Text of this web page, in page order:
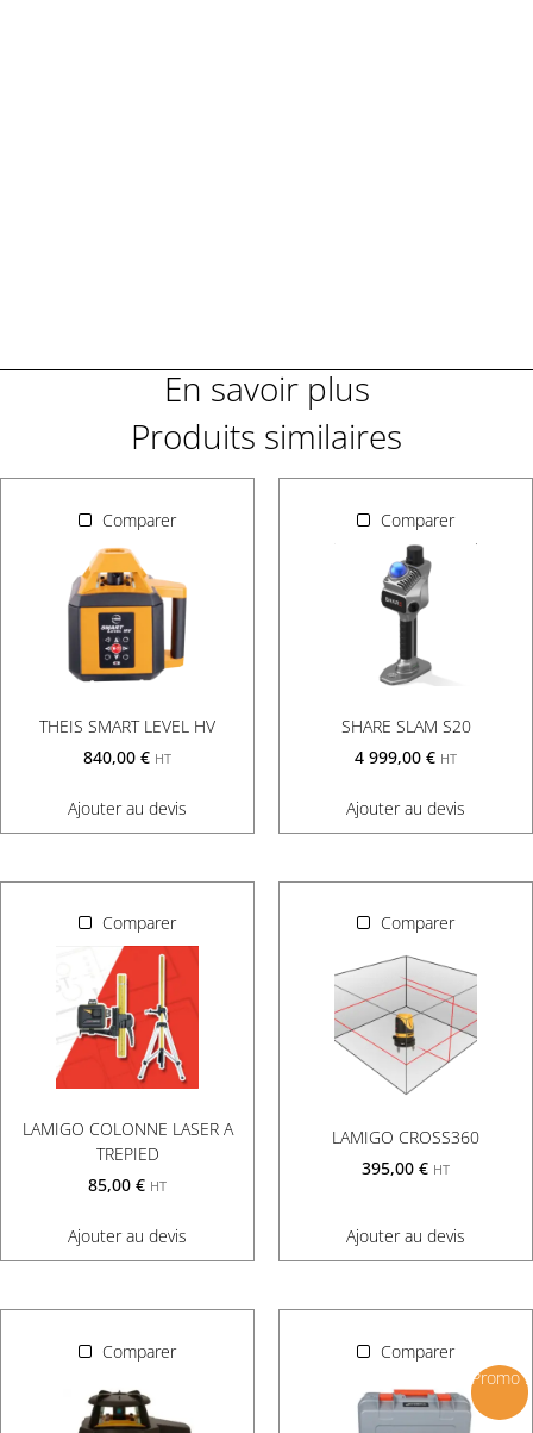
En savoir plus
Produits similaires
Comparer
THEIS SMART LEVEL HV
840,00 € HT
Ajouter au devis
Comparer
SHARE SLAM S20
4 999,00 € HT
Ajouter au devis
Comparer
LAMIGO COLONNE LASER A
TREPIED
85,00 € HT
Ajouter au devis
Comparer
LAMIGO CROSS360
395,00 € HT
Ajouter au devis
Comparer
Comparer
Promo !